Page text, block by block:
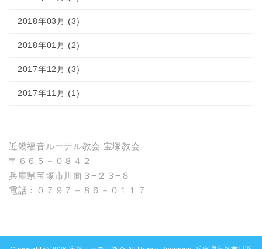
2018年03月 (3)
2018年01月 (2)
2017年12月 (3)
2017年11月 (1)
近畿福音ルーテル教会 宝塚教会
〒６６５－０８４２
兵庫県宝塚市川面３−２３−８
電話：０７９７－８６－０１１７